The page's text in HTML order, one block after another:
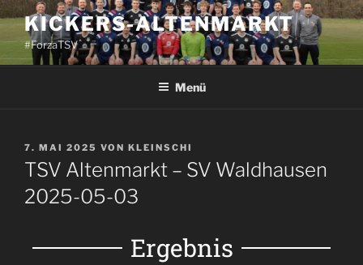
KICKERS-ALTENMARKT
#ForzaTSV
Menü
7. MAI 2025 VON KLEINSCHI
TSV Altenmarkt – SV Waldhausen
2025-05-03
Ergebnis